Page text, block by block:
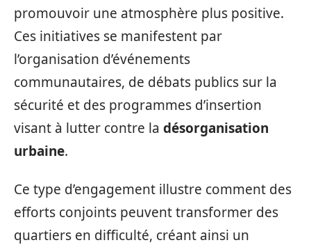
promouvoir une atmosphère plus positive.
Ces initiatives se manifestent par
l’organisation d’événements
communautaires, de débats publics sur la
sécurité et des programmes d’insertion
visant à lutter contre la désorganisation
urbaine.
Ce type d’engagement illustre comment des
efforts conjoints peuvent transformer des
quartiers en difficulté, créant ainsi un